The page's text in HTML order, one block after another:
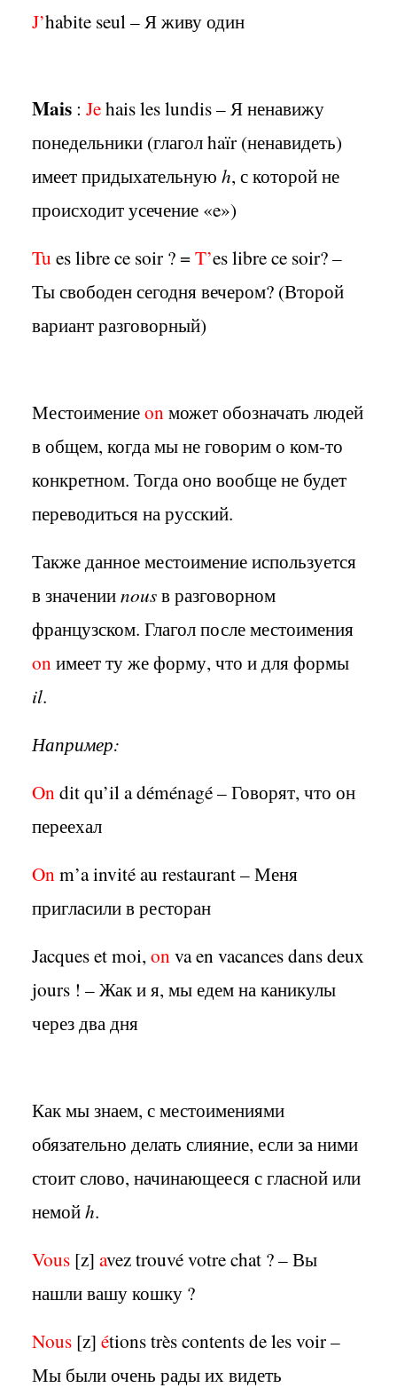
J’habite seul – Я живу один
Mais : Jehais les lundis – Я ненавижу
понедельники (глагол haïr (ненавидеть)
имеет придыхательную h, с которой не
происходит усечение «e»)
Tu es libre ce soir ? =T’es libre ce soir? –
Ты свободен сегодня вечером? (Второй
вариант разговорный)
Местоимениеonможет обозначать людей
в общем, когда мы не говорим о ком-то
конкретном. Тогда оно вообще не будет
переводиться на русский.
Также данное местоимение используется
в значенииnousв разговорном
французском. Глагол после местоимения
onимеет ту же форму, что и для формы
il.
Например:
Ondit qu’il a déménagé – Говорят, что он
переехал
Onm’a invité au restaurant – Меня
пригласили в ресторан
Jacques et moi, onva en vacances dans deux
jours ! – Жак и я, мы едем на каникулы
через два дня
Как мы знаем, с местоимениями
обязательно делать слияние, если за ними
стоит слово, начинающееся с гласной или
немойh.
Vous [z] avez trouvé votre chat ? – Вы
нашли вашу кошку ?
Nous [z] étions très contents de les voir –
Мы были очень рады их видеть